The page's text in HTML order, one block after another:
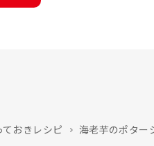
おきレシピ 海老芋のポター